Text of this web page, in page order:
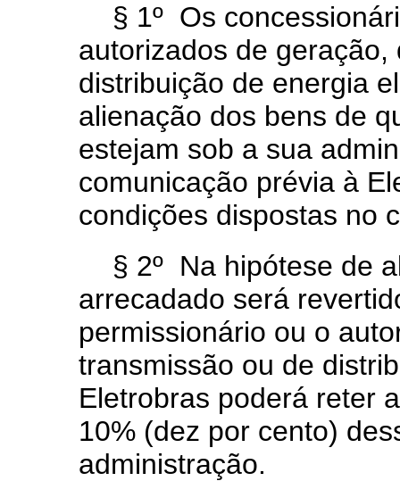
§ 1º Os
autorizados de
distribuição de energia
alienação dos bens de
estejam sob a sua
comunicação prévia à
condições dispostas no
§ 2º Na hipótese de
arrecadado será
permissionário ou o
transmissão ou de
Eletrobras poderá reter
10% (dez por cento)
administração.